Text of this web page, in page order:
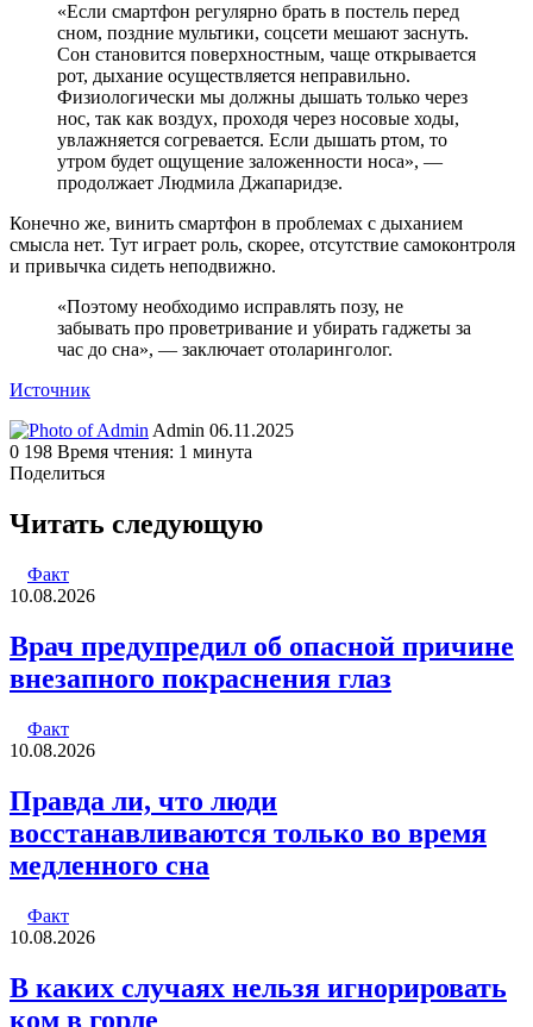
«Если смартфон регулярно брать в постель перед
сном, поздние мультики, соцсети мешают заснуть.
Сон становится поверхностным, чаще открывается
рот, дыхание осуществляется неправильно.
Физиологически мы должны дышать только через
нос, так как воздух, проходя через носовые ходы,
увлажняется согревается. Если дышать ртом, то
утром будет ощущение заложенности носа», —
продолжает Людмила Джапаридзе.
Конечно же, винить смартфон в проблемах с дыханием
смысла нет. Тут играет роль, скорее, отсутствие самоконтроля
и привычка сидеть неподвижно.
«Поэтому необходимо исправлять позу, не
забывать про проветривание и убирать гаджеты за
час до сна», — заключает отоларинголог.
Источник
Admin Send
an
06.11.2025
0 198 Время чтения: 1 минута
Поделиться
через
электронную
Читать следующую
Факт
10.08.2026
Врач предупредил об опасной причине
внезапного покраснения глаз
Факт
10.08.2026
Правда ли, что люди
восстанавливаются только во время
медленного сна
Факт
10.08.2026
В каких случаях нельзя игнорировать
ком в горле